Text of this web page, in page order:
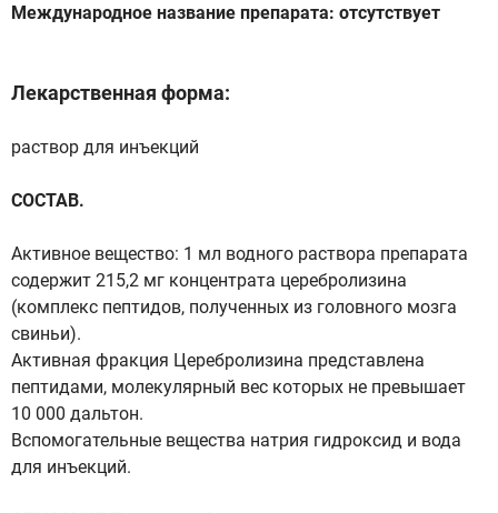
Международное название препарата: отсутствует
Лекарственная форма:
раствор для инъекций
СОСТАВ.
Активное вещество: 1 мл водного раствора препарата
содержит 215,2 мг концентрата церебролизина
(комплекс пептидов, полученных из головного мозга
свиньи).
Активная фракция Церебролизина представлена
пептидами, молекулярный вес которых не превышает
10 000 дальтон.
Вспомогательные вещества натрия гидроксид и вода
для инъекций.